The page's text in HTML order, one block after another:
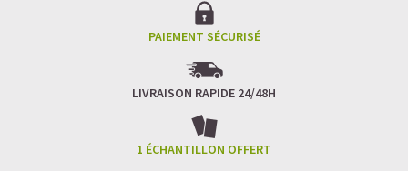
Idéal pour : recharger ses batteries sans caféine,
hydrater, et retrouver focus et sérénité.
Matcha Latte Glacé Protéiné
SAWONDO RÉINVENTE LE PLAISIR DES CAFÉS GLACÉS
✅ Sans sucre raffiné
PAIEMENT SÉCURISÉ
LIVRAISON RAPIDE 24/48H
1 ÉCHANTILLON OFFERT